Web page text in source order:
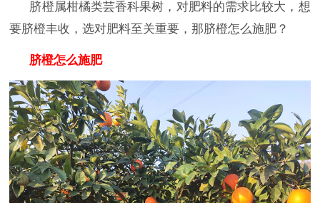
脐橙属柑橘类芸香科果树，对肥料的需求比较大，想
要脐橙丰收，选对肥料至关重要，那脐橙怎么施肥？
脐橙怎么施肥